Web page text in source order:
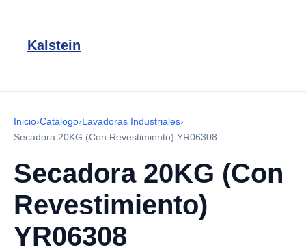
Kalstein
Inicio›Catálogo›Lavadoras Industriales›
Secadora 20KG (Con Revestimiento) YR06308
Secadora 20KG (Con
Revestimiento)
YR06308